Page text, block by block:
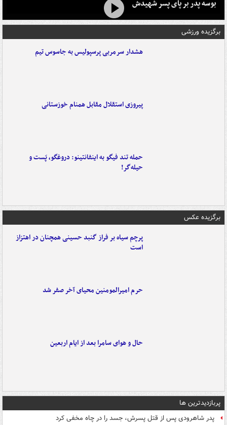
بوسه‌ پدر بر پای پسر شهیدش
برگزیده ورزشی
هشدار سرمربی پرسپولیس به جاسوس تیم
پیروزی استقلال مقابل همنام خوزستانی
حمله تند فیگو به اینفانتینو: دروغگو، پَست‌ و
حیله‌گر!
برگزیده عکس
پرچم سیاه بر فراز گنبد حسینی همچنان در اهتزاز
است
حرم امیرالمومنین محیای آخر صفر شد
حال و هوای سامرا بعد از ایام اربعین
پربازدیدترین ها
پدر شاهرودی پس از قتل پسرش، جسد را در چاه مخفی کرد